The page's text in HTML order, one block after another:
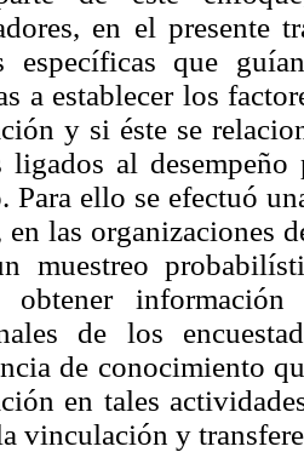
en el presente
específicas que
a establecer los
y si éste se
ligados al
Para ello se efectuó
en las organizaciones
muestreo
obtener información
de los
de conocimiento
en tales
vinculación y